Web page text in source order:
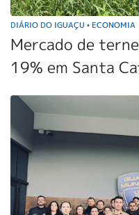
DIÁRIO DO IGUAÇU • ECONOMIA
Mercado de
19% em Santa